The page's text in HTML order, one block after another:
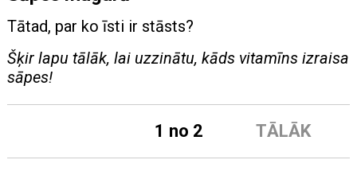
Tātad, par ko īsti ir stāsts?
Šķir lapu tālāk, lai uzzinātu, kāds vitamīns izraisa
sāpes!
TĀLĀK
1 no 2